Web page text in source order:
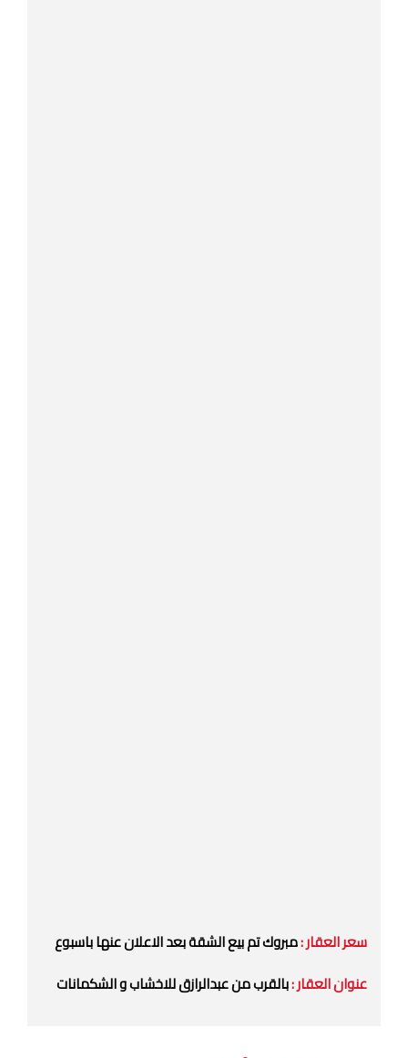
سعر العقار :مبروك تم بيع الشقة بعد الاعلان عنها باسبوع
عنوان العقار :بالقرب من عبدالرازق للاخشاب و الشكمانات